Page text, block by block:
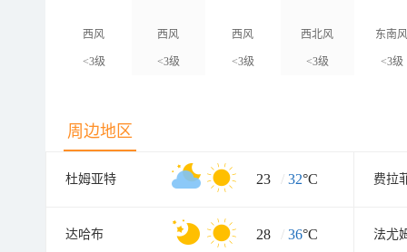
西风
<3级
西风
<3级
西风
<3级
西北风
<3级
东南
<3级
周边地区
杜姆亚特 23 / 32°C 费拉
达哈布 28 / 36°C 法尤